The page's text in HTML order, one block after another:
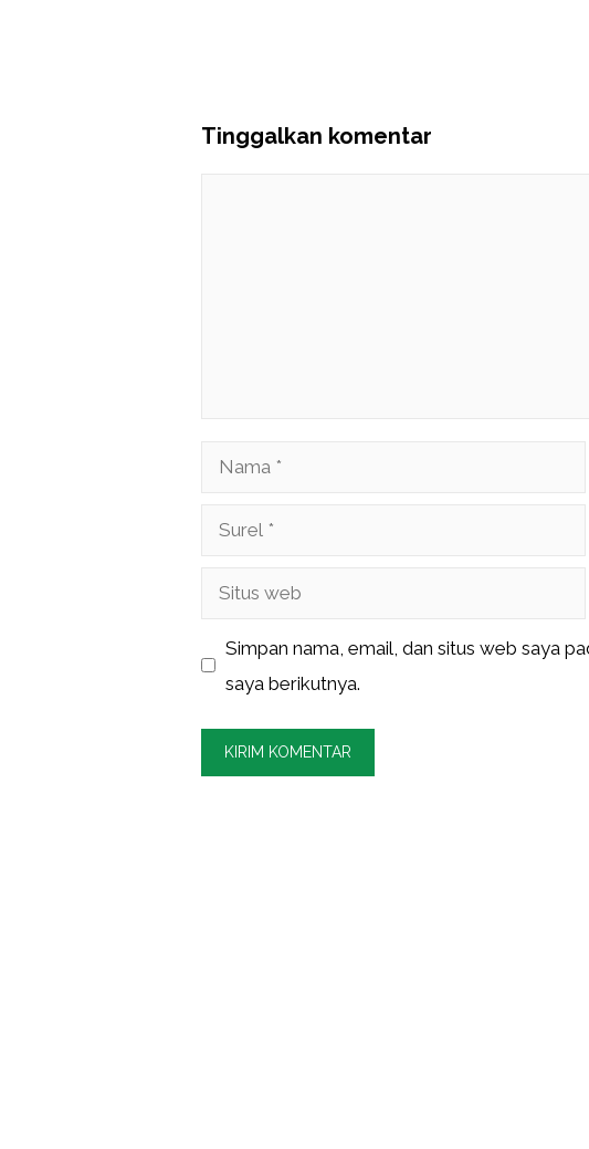
Tinggalkan komentar
Nama
Surel
Situs
Simpan nama, email, dan situs web saya
saya berikutnya.